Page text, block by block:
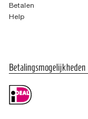
Betalen
Help
Betalingsmogelijkheden